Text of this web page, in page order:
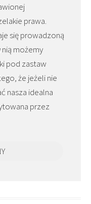
prawa.
się prowadzoną
nią możemy
pod zastaw
że jeżeli nie
nasza idealna
przez